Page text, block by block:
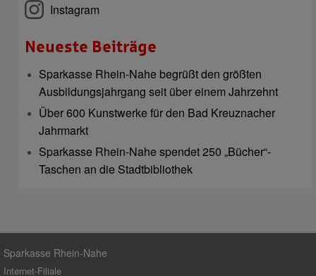
Instagram
Neueste Beiträge
Sparkasse Rhein-Nahe begrüßt den größten
Ausbildungsjahrgang seit über einem Jahrzehnt
Über 600 Kunstwerke für den Bad Kreuznacher
Jahrmarkt
Sparkasse Rhein-Nahe spendet 250 „Bücher“-
Taschen an die Stadtbibliothek
Sparkasse Rhein-Nahe
Internet-Filiale